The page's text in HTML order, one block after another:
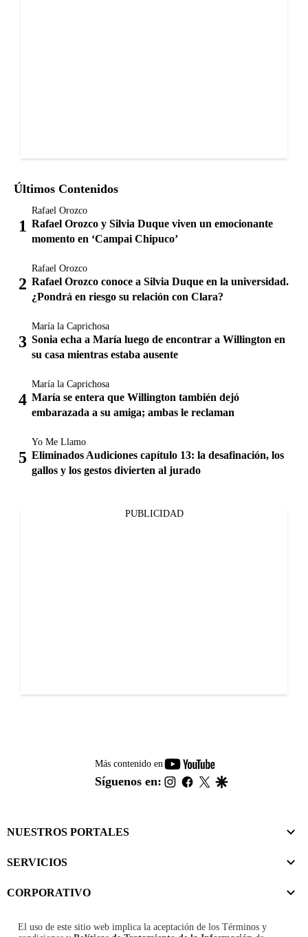
Últimos Contenidos
Rafael Orozco
Rafael Orozco y Silvia Duque viven un emocionante
momento en ‘Campai Chipuco’
Rafael Orozco
Rafael Orozco conoce a Silvia Duque en la universidad.
¿Pondrá en riesgo su relación con Clara?
María la Caprichosa
Sonia echa a María luego de encontrar a Willington en
su casa mientras estaba ausente
María la Caprichosa
María se entera que Willington también dejó
embarazada a su amiga; ambas le reclaman
Yo Me Llamo
Eliminados Audiciones capítulo 13: la desafinación, los
gallos y los gestos divierten al jurado
PUBLICIDAD
Más contenido en
youtube-
footer
Síguenos en: instagram
facebook
twitter
NUESTROS PORTALES
SERVICIOS
CORPORATIVO
El uso de este sitio web implica la aceptación de los Términos y